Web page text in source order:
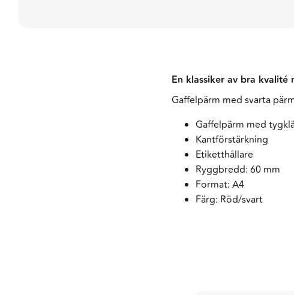
En klassiker av bra kvalité
Gaffelpärm med svarta
Gaffelpärm med
Kantförstärkning
Etiketthållare
Ryggbredd: 60 mm
Format: A4
Färg: Röd/svart